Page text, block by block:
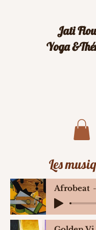
Jati
Yoga
Les
Afrobeat